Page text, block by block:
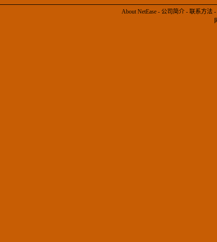
About NetEase - 公司简介 - 联系方法 -